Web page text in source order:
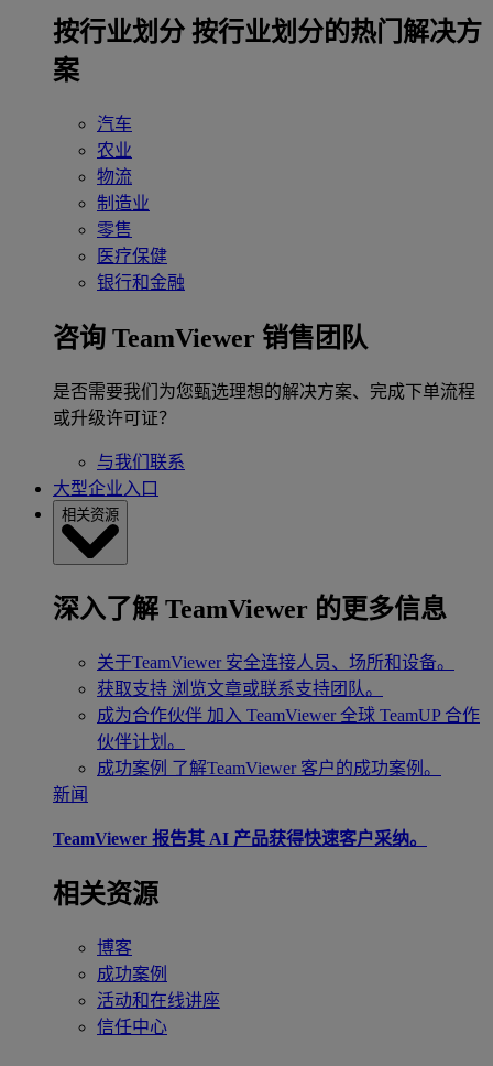
‌按行业划分 按行业划分的热门解决方
案
汽车
农业
物流
制造业
零售
医疗保健
银行和金融
咨询 TeamViewer 销售团队
是否需要我们为您甄选理想的解决方案、完成下单流程
或升级许可证？
与我们联系
大型企业入口
相关资源
深入了解 TeamViewer 的更多信息
关于TeamViewer 安全连接人员、场所和设备。
获取支持 浏览文章或联系支持团队。
成为合作伙伴 加入 TeamViewer 全球 TeamUP 合作
伙伴计划。
成功案例 了解TeamViewer 客户的成功案例。
新闻
TeamViewer 报告其 AI 产品获得快速客户采纳。
相关资源
博客
成功案例
活动和在线讲座
信任中心